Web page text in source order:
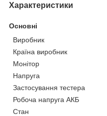
Характеристики
Основні
Виробник
Країна виробник
Монітор
Напруга
Застосування тестера
Робоча напруга АКБ
Стан